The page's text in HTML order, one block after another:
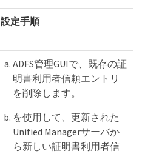
設定手順
ADFS管理GUIで、既存の証
明書利用者信頼エントリ
を削除します。
を使用して、更新された
Unified Managerサーバか
ら新しい証明書利用者信